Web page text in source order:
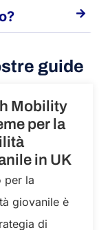
guide
Mobility
per la
in UK
per la
giovanile è
di